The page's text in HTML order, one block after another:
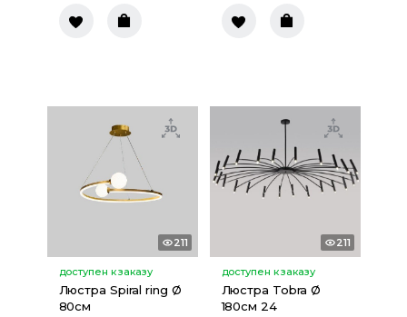
211
доступен к заказу
Люстра Spiral ring Ø
80см
211
доступен к заказу
Люстра Tobra Ø
180см 24